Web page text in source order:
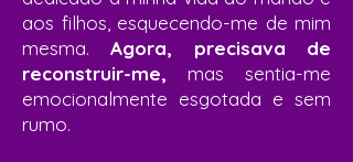
aos filhos, esquecendo-me de mim
mesma. Agora, precisava de
reconstruir-me, mas sentia-me
emocionalmente esgotada e sem
rumo.